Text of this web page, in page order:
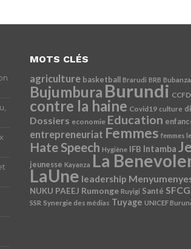
MOTS CLÉS
agriculture basketball Brarudi BRB Bubanza
Bujumbura Burundi
contre la haine Covid19 culture
Dossiers economie Education
entrepreneuriat Femmes femmes
Hate Speech Hygiène IFB Intamba
jeunesse Kayanza La
LaUne leadership
NUKU PAEEJ Rumonge Ruyigi Santé SFCG
SSR Synergie des médias Tuyage UNICEF